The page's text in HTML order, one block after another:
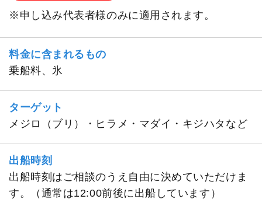
※申し込み代表者様のみに適用されます。
料金に含まれるもの
乗船料、氷
ターゲット
メジロ（ブリ）・ヒラメ・マダイ・キジハタなど
出船時刻
出船時刻はご相談のうえ自由に決めていただけま
す。（通常は12:00前後に出船しています）